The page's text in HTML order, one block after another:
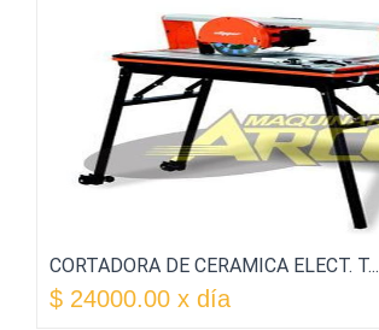
CORTADORA DE CERAMICA ELECT. T...
$ 24000.00 x día